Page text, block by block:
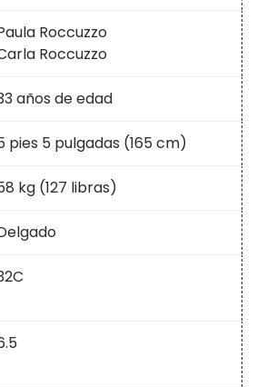
Roccuzzo
Roccuzzo
años de edad
pies 5 pulgadas (165 cm)
kg (127 libras)